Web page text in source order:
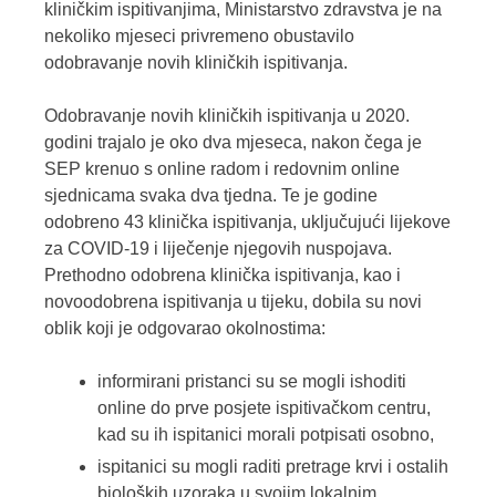
kliničkim ispitivanjima, Ministarstvo zdravstva je na
nekoliko mjeseci privremeno obustavilo
odobravanje novih kliničkih ispitivanja.
Odobravanje novih kliničkih ispitivanja u 2020.
godini trajalo je oko dva mjeseca, nakon čega je
SEP krenuo s online radom i redovnim online
sjednicama svaka dva tjedna. Te je godine
odobreno 43 klinička ispitivanja, uključujući lijekove
za COVID-19 i liječenje njegovih nuspojava.
Prethodno odobrena klinička ispitivanja, kao i
novoodobrena ispitivanja u tijeku, dobila su novi
oblik koji je odgovarao okolnostima:
informirani pristanci su se mogli ishoditi
online do prve posjete ispitivačkom centru,
kad su ih ispitanici morali potpisati osobno,
ispitanici su mogli raditi pretrage krvi i ostalih